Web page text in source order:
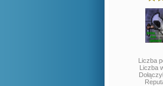
Liczba
Liczba